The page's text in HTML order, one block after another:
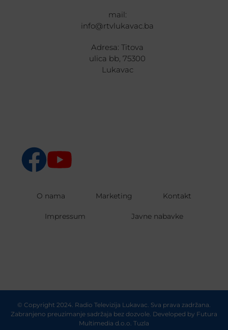
mail:
info@rtvlukavac.ba
Adresa: Titova
ulica bb, 75300
Lukavac
O nama Marketing Kontakt
Impressum Javne nabavke
© Copyright 2024. Radio Televizija Lukavac. Sva prava zadržana.
Zabranjeno preuzimanje sadržaja bez dozvole. Developed by Futura
Multimedia d.o.o. Tuzla